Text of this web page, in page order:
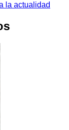
la actualidad